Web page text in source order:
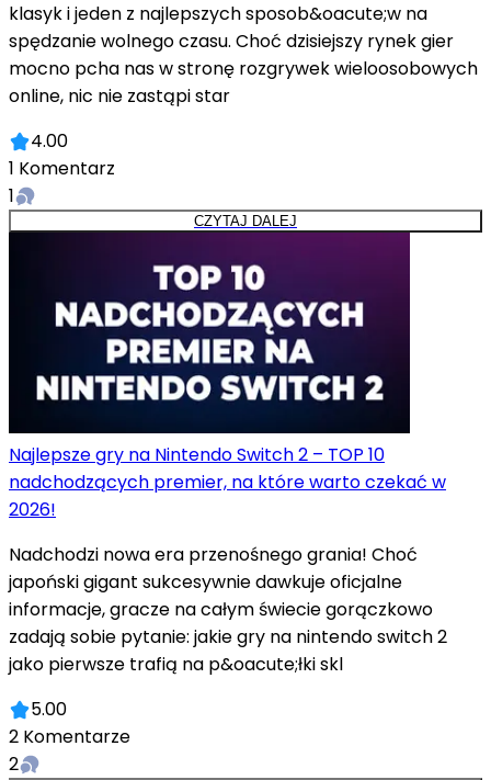
klasyk i jeden z najlepszych sposob&oacute;w na
spędzanie wolnego czasu. Choć dzisiejszy rynek gier
mocno pcha nas w stronę rozgrywek wieloosobowych
online, nic nie zastąpi star
4.00
1 Komentarz
1
CZYTAJ DALEJ
Najlepsze gry na Nintendo Switch 2 – TOP 10
nadchodzących premier, na które warto czekać w
2026!
Nadchodzi nowa era przenośnego grania! Choć
japoński gigant sukcesywnie dawkuje oficjalne
informacje, gracze na całym świecie gorączkowo
zadają sobie pytanie: jakie gry na nintendo switch 2
jako pierwsze trafią na p&oacute;łki skl
5.00
2 Komentarze
2